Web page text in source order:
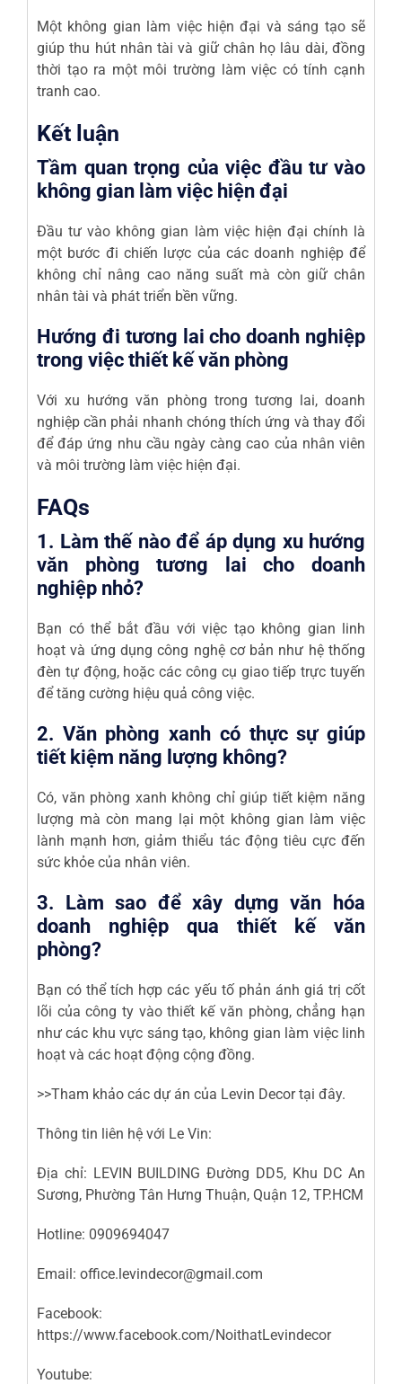
Một không gian làm việc hiện đại và sáng tạo sẽ
giúp thu hút nhân tài và giữ chân họ lâu dài, đồng
thời tạo ra một môi trường làm việc có tính cạnh
tranh cao.
Kết luận
Tầm quan trọng của việc đầu tư vào
không gian làm việc hiện đại
Đầu tư vào không gian làm việc hiện đại chính là
một bước đi chiến lược của các doanh nghiệp để
không chỉ nâng cao năng suất mà còn giữ chân
nhân tài và phát triển bền vững.
Hướng đi tương lai cho doanh nghiệp
trong việc thiết kế văn phòng
Với xu hướng văn phòng trong tương lai, doanh
nghiệp cần phải nhanh chóng thích ứng và thay đổi
để đáp ứng nhu cầu ngày càng cao của nhân viên
và môi trường làm việc hiện đại.
FAQs
1. Làm thế nào để áp dụng xu hướng
văn phòng tương lai cho doanh
nghiệp nhỏ?
Bạn có thể bắt đầu với việc tạo không gian linh
hoạt và ứng dụng công nghệ cơ bản như hệ thống
đèn tự động, hoặc các công cụ giao tiếp trực tuyến
để tăng cường hiệu quả công việc.
2. Văn phòng xanh có thực sự giúp
tiết kiệm năng lượng không?
Có, văn phòng xanh không chỉ giúp tiết kiệm năng
lượng mà còn mang lại một không gian làm việc
lành mạnh hơn, giảm thiểu tác động tiêu cực đến
sức khỏe của nhân viên.
3. Làm sao để xây dựng văn hóa
doanh nghiệp qua thiết kế văn
phòng?
Bạn có thể tích hợp các yếu tố phản ánh giá trị cốt
lõi của công ty vào thiết kế văn phòng, chẳng hạn
như các khu vực sáng tạo, không gian làm việc linh
hoạt và các hoạt động cộng đồng.
>>Tham khảo các dự án của Levin Decortại đây.
Thông tin liên hệ với Le Vin:
Địa chỉ: LEVIN BUILDING Đường DD5, Khu DC An
Sương, Phường Tân Hưng Thuận, Quận 12, TP.HCM
Hotline: 0909694047
Email: office.levindecor@gmail.com
Facebook:
https://www.facebook.com/NoithatLevindecor
Youtube: